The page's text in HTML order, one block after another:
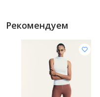
Рекомендуем